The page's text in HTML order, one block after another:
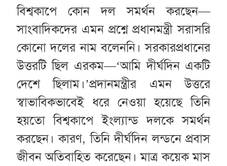
বিশ্বকাপে কোন দল সমর্থন করছেন—
সাংবাদিকদের এমন প্রশ্নে প্রধানমন্ত্রী সরাসরি
কোনো দলের নাম বলেননি। সরকারপ্রধানের
উত্তরটি ছিল এরকম—‘আমি দীর্ঘদিন একটি
দেশে ছিলাম।’প্রদানমন্ত্রীর এমন উত্তরে
স্বাভাবিকভাবেই ধরে নেওয়া হয়েছে তিনি
হয়তো বিশ্বকাপে ইংল্যান্ড দলকে সমর্থন
করছেন। কারণ, তিনি দীর্ঘদিন লন্ডনে প্রবাস
জীবন অতিবাহিত করেছেন। মাত্র কয়েক মাস